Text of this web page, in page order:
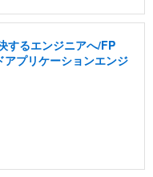
するエンジニアへ/FP
プリケーションエンジ